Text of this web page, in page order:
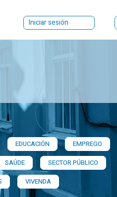
Iniciar sesión
EDUCACIÓN
EMPREGO
SAÚDE
SECTOR PÚBLICO
VIVENDA